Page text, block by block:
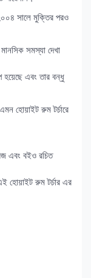
সালে মুক্তির পরও
সমস্যা দেখা
হয়েছে এবং তার বন্ধু
হোয়াইট রুম টর্চারে
এবং বইও রচিত
রুম টর্চার এর